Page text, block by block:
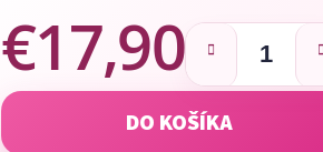
€17,90
Jednotková cena:
DO KOŠÍKA